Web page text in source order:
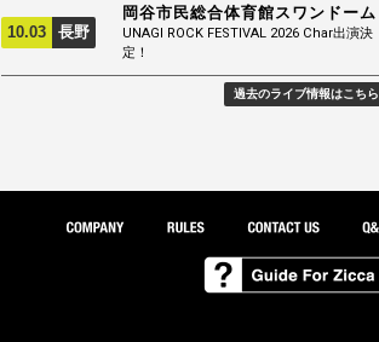
10.03 長野
岡谷市民総合体育館スワンドーム
UNAGI ROCK FESTIVAL 2026 Char出演決
定！
過去のライブ情報はこちら